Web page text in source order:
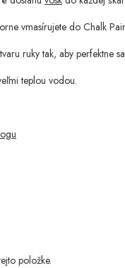
vmasírujete do Chalk
ruky tak, aby perfektne
teplou vodou.
položke.